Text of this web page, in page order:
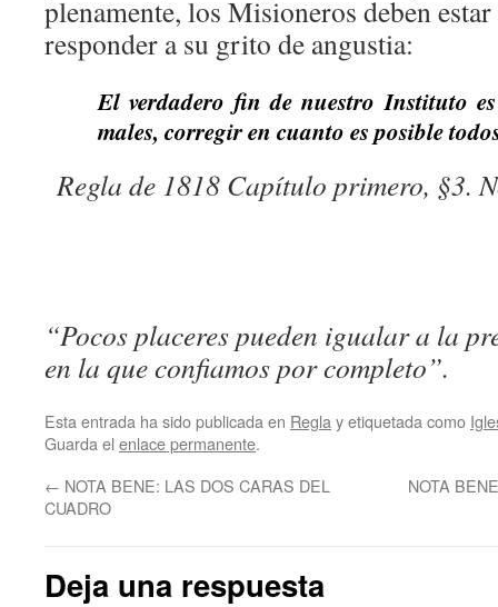
plenamente, los Misioneros deben
responder a su grito de angustia:
El verdadero fin de nuestro Instituto
males, corregir en cuanto es posible
Regla de 1818 Capítulo primero, §3.
“Pocos placeres pueden igualar a la
en la que confiamos por completo”.
Esta entrada ha sido publicada en Regla y etiquetada como
Guarda el enlace permanente.
← NOTA BENE: LAS DOS CARAS DEL
CUADRO
NOTA
Deja una respuesta